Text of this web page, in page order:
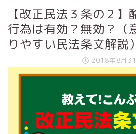
【改正民法３条の２
行為は有効？無効？（
りやすい民法条文解説）
2018年8月